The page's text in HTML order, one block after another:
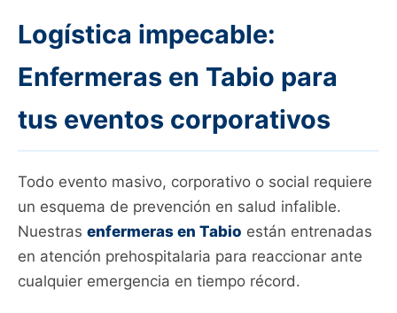
Logística impecable:
Enfermeras en Tabio para
tus eventos corporativos
Todo evento masivo, corporativo o social requiere
un esquema de prevención en salud infalible.
Nuestras enfermeras en Tabio están entrenadas
en atención prehospitalaria para reaccionar ante
cualquier emergencia en tiempo récord.